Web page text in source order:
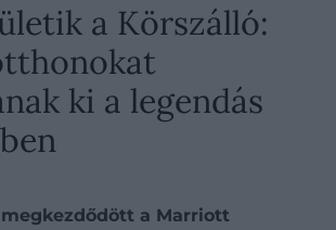
a Körszálló:
ki a legendás
a Marriott